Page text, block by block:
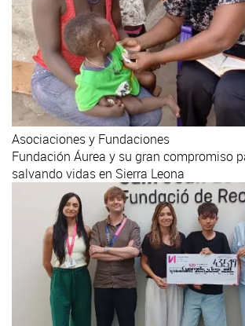
Asociaciones y Fundaciones
Fundación Áurea y su gran compromiso
salvando vidas en Sierra Leona